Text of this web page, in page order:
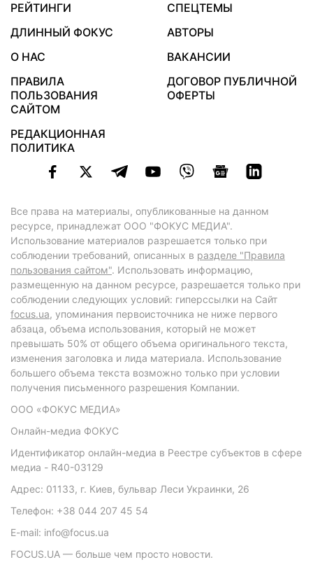
РЕЙТИНГИ
СПЕЦТЕМЫ
ДЛИННЫЙ ФОКУС
АВТОРЫ
О НАС
ВАКАНСИИ
ПРАВИЛА
ПОЛЬЗОВАНИЯ
САЙТОМ
ДОГОВОР ПУБЛИЧНОЙ
ОФЕРТЫ
РЕДАКЦИОННАЯ
ПОЛИТИКА
Все права на материалы, опубликованные на данном
ресурсе, принадлежат ООО "ФОКУС МЕДИА".
Использование материалов разрешается только при
соблюдении требований, описанных в разделе "Правила
пользования сайтом". Использовать информацию,
размещенную на данном ресурсе, разрешается только при
соблюдении следующих условий: гиперссылки на Сайт
focus.ua, упоминания первоисточника не ниже первого
абзаца, объема использования, который не может
превышать 50% от общего объема оригинального текста,
изменения заголовка и лида материала. Использование
большего объема текста возможно только при условии
получения письменного разрешения Компании.
ООО «ФОКУС МЕДИА»
Онлайн-медиа ФОКУС
Идентификатор онлайн-медиа в Реестре субъектов в сфере
медиа - R40-03129
Адрес: 01133, г. Киев, бульвар Леси Украинки, 26
Телефон: +38 044 207 45 54
E-mail: info@focus.ua
FOCUS.UA — больше чем просто новости.